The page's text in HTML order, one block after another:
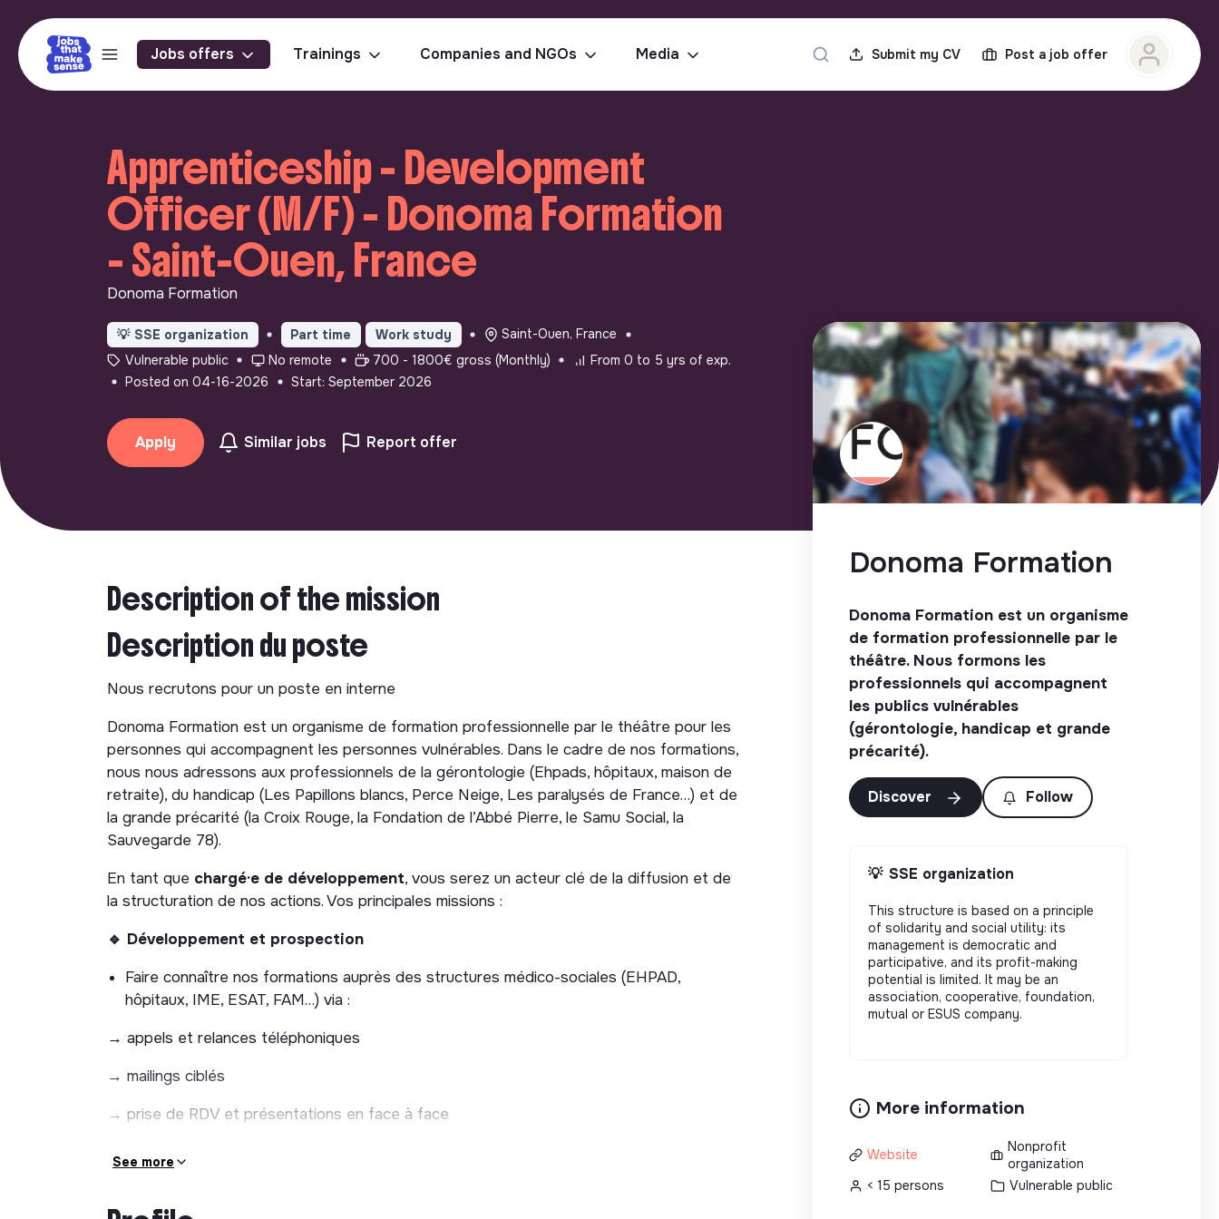
Jobs offers Trainings Companies and NGOs Media Submit my CV Post a job offer
Apprenticeship - Development
Officer (M/F) - Donoma Formation
- Saint-Ouen, France
Donoma Formation
💡 SSE organization Part time Work study
Saint-Ouen, France
Vulnerable public
No remote 700 - 1800€ gross (Monthly)
From 0 to 5 yrs of exp.
Posted on 04-16-2026
Start: September 2026
Apply Similar jobs Report offer
Description of the mission
Description du poste
Nous recrutons pour un poste en interne
Donoma Formation est un organisme de formation professionnelle par le théâtre pour les
personnes qui accompagnent les personnes vulnérables. Dans le cadre de nos formations,
nous nous adressons aux professionnels de la gérontologie (Ehpads, hôpitaux, maison de
retraite), du handicap (Les Papillons blancs, Perce Neige, Les paralysés de France…) et de
la grande précarité (la Croix Rouge, la Fondation de l’Abbé Pierre, le Samu Social, la
Sauvegarde 78).
En tant que chargé·e de développement, vous serez un acteur clé de la diffusion et de
la structuration de nos actions. Vos principales missions :
🔹 Développement et prospection
Faire connaître nos formations auprès des structures médico-sociales (EHPAD,
hôpitaux, IME, ESAT, FAM…) via :
→ appels et relances téléphoniques
→ mailings ciblés
→ prise de RDV et présentations en face à face
See more
Donoma Formation
Donoma Formation est un organisme
de formation professionnelle par le
théâtre. Nous formons les
professionnels qui accompagnent
les publics vulnérables
(gérontologie, handicap et grande
précarité).
Discover Follow
💡 SSE organization
This structure is based on a principle
of solidarity and social utility: its
management is democratic and
participative, and its profit-making
potential is limited. It may be an
association, cooperative, foundation,
mutual or ESUS company.
More information
Website
Nonprofit
organization
< 15 persons
Vulnerable public